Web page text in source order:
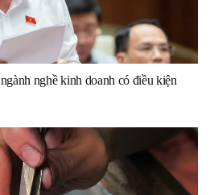
nghề kinh doanh có điều kiện